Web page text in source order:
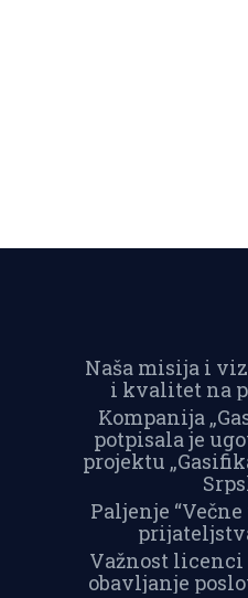
Naša misija i
i kvalitet na
Kompanija
potpisala je
projektu
Paljenje
Važnost
obavljanje